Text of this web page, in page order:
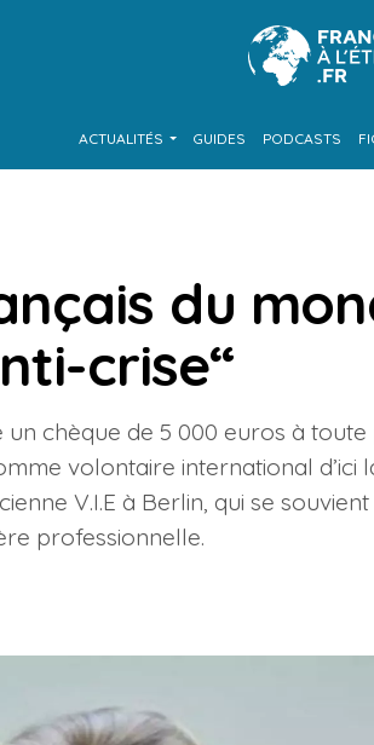
ACTUALITÉS GUIDES PODCASTS
du
crise“
chèque de 5 000 euros à toute
volontaire international d’ici
V.I.E à Berlin, qui se
professionnelle.